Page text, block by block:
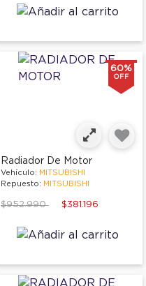
60%
OFF
Radiador De Motor
Vehículo: MITSUBISHI
Repuesto: MITSUBISHI
Price reduced from
$952.990to $381.196